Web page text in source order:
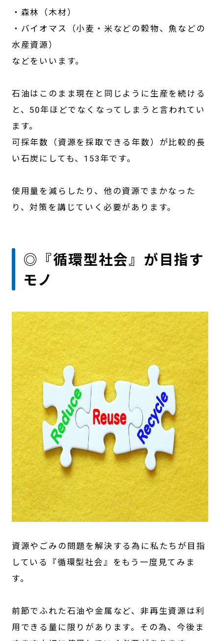
・森林（木材）
・バイオマス（小麦・米などの穀物、魚などの
水産資源）
などをいいます。
石油はこのまま現在と同じように生産を続ける
と、50年ほどでなくなってしまうと言われてい
ます。
可採年数（資源を採取できる年数）が比較的長
い石炭にしても、153年です。
使用量を減らしたり、他の資源でまかなった
り、対策を講じていく必要があります。
◎『循環型社会』が目指す
モノ
資源やごみの問題を解決する為に私たちが目指
している『循環型社会』をもう一度見てみま
す。
前節でふれた石油や金属など、非再生資源は利
用できる量に限りがあります。その為、今後ま